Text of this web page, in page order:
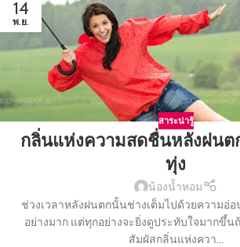
14
พ.ย.
สาระน่ารู้
กลิ่นแห่งความสดชื่นหลังฝนต
ทุ่ง
น้องน้ำหอม
ช่วงเวลาหลังฝนตกนั้นช่างเต็มไปด้วยความอ่
อย่างมาก แต่ทุกอย่างจะยิ่งดูประทับใจมากขึ้น
สัมผัสกลิ่นแห่งควา...